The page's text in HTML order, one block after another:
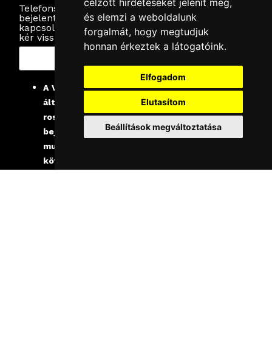
célzott hirdetéseket jelenít meg,
és elemzi a weboldalunk
forgalmát, hogy megtudjuk
honnan érkeztek a látogatóink.
Elfogadom
Elutasítom
Beállítások megváltoztatása
Telefonszám (ha
bejelentésével
kapcsolatban telefonon
kér visszajelzést)
A VEG alkalmazottai
által tett
rosszhiszemű
bejelentés
munkajogi
következményeket